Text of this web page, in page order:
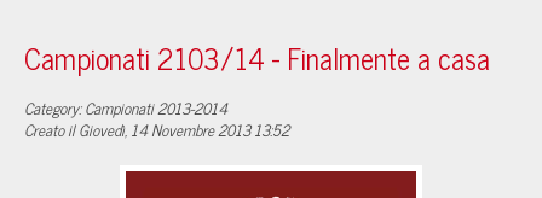
Campionati 2103/14 - Finalmente a casa
Category: Campionati 2013-2014
Creato il Giovedì, 14 Novembre 2013 13:52